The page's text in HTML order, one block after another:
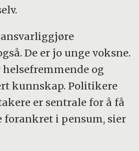
De er jo unge voksne.
og
kunnskap. Politikere
er sentrale for å få
forankret i pensum, sier